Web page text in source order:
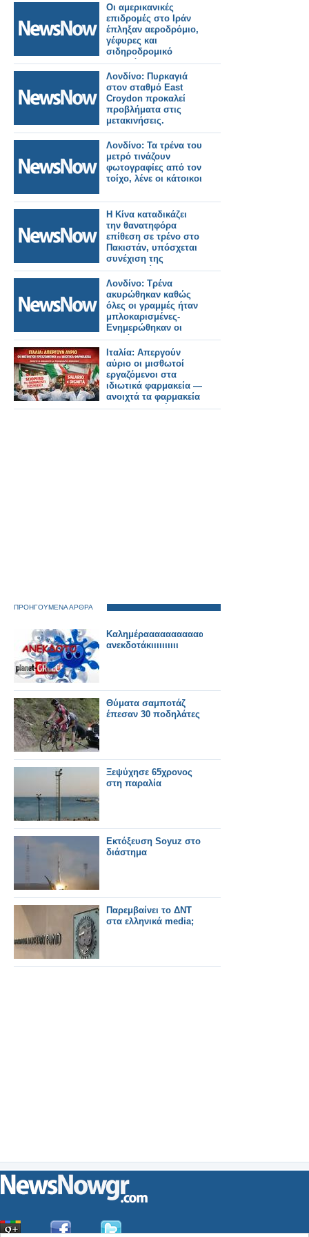
Οι αμερικανικές
επιδρομές στο Ιράν
έπληξαν αεροδρόμιο,
γέφυρες και
σιδηροδρομικό
σταθμό.
Λονδίνο: Πυρκαγιά
στον σταθμό East
Croydon προκαλεί
προβλήματα στις
μετακινήσεις.
Λονδίνο: Τα τρένα του
μετρό τινάζουν
φωτογραφίες από τον
τοίχο, λένε οι κάτοικοι
Η Κίνα καταδικάζει
την θανατηφόρα
επίθεση σε τρένο στο
Πακιστάν, υπόσχεται
συνέχιση της
συνεργασίας της στην
καταπολέμηση της
τρομοκρατίας.
Λονδίνο: Τρένα
ακυρώθηκαν καθώς
όλες οι γραμμές ήταν
μπλοκαρισμένες-
Ενημερώθηκαν οι
επιβάτες.
Ιταλία: Απεργούν
αύριο οι μισθωτοί
εργαζόμενοι στα
ιδιωτικά φαρμακεία —
ανοιχτά τα φαρμακεία
με περιορισμένο
ΠΡΟΗΓΟΥΜΕΝΑ ΑΡΘΡΑ
Καλημέραααααααααααααα...
ανεκδοτάκιιιιιιιιιι
Θύματα σαμποτάζ
έπεσαν 30 ποδηλάτες
Ξεψύχησε 65χρονος
στη παραλία
Εκτόξευση Soyuz στο
διάστημα
Παρεμβαίνει το ΔΝΤ
στα ελληνικά media;